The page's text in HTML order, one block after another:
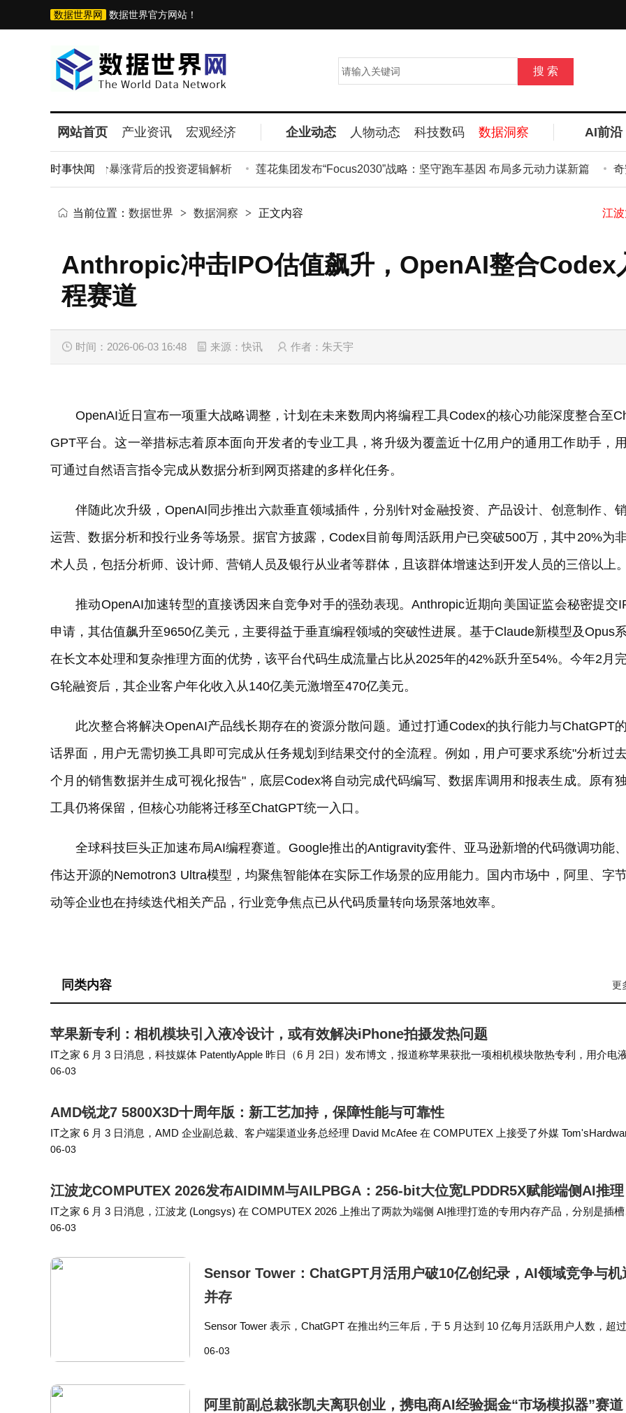
数据世界网 数据世界官方网站！
网站首页 产业资讯 宏观经济 企业动态 人物动态 科技数码 数据洞察 AI前沿
时事快闻
洲首富 软银股价暴涨背后的投资逻辑解析 莲花集团发布“Focus2030”战略：坚守跑车基因 布局多元动力谋新篇 奇安
当前位置： 数据世界 > 数据洞察 > 正文内容
Anthropic冲击IPO估值飙升，OpenAI整合Codex
程赛道
时间：2026-06-03 16:48 来源：快讯 作者：朱天宇
OpenAI近日宣布一项重大战略调整，计划在未来数周内将编程工具Codex的核心功能深度整合至
GPT平台。这一举措标志着原本面向开发者的专业工具，将升级为覆盖近十亿用户的通用工作助手，
可通过自然语言指令完成从数据分析到网页搭建的多样化任务。
伴随此次升级，OpenAI同步推出六款垂直领域插件，分别针对金融投资、产品设计、创意制作、
运营、数据分析和投行业务等场景。据官方披露，Codex目前每周活跃用户已突破500万，其中20%为
术人员，包括分析师、设计师、营销人员及银行从业者等群体，且该群体增速达到开发人员的三倍以上。
推动OpenAI加速转型的直接诱因来自竞争对手的强劲表现。Anthropic近期向美国证监会秘密提交
申请，其估值飙升至9650亿美元，主要得益于垂直编程领域的突破性进展。基于Claude新模型及Opus
在长文本处理和复杂推理方面的优势，该平台代码生成流量占比从2025年的42%跃升至54%。今年2月
G轮融资后，其企业客户年化收入从140亿美元激增至470亿美元。
此次整合将解决OpenAI产品线长期存在的资源分散问题。通过打通Codex的执行能力与ChatGPT
话界面，用户无需切换工具即可完成从任务规划到结果交付的全流程。例如，用户可要求系统"分析过
个月的销售数据并生成可视化报告"，底层Codex将自动完成代码编写、数据库调用和报表生成。原有
工具仍将保留，但核心功能将迁移至ChatGPT统一入口。
全球科技巨头正加速布局AI编程赛道。Google推出的Antigravity套件、亚马逊新增的代码微调功能
伟达开源的Nemotron3 Ultra模型，均聚焦智能体在实际工作场景的应用能力。国内市场中，阿里、字
动等企业也在持续迭代相关产品，行业竞争焦点已从代码质量转向场景落地效率。
更
同类内容
苹果新专利：相机模块引入液冷设计，或有效解决iPhone拍摄发热问题
IT之家 6 月 3 日消息，科技媒体 PatentlyApple 昨日（6 月 2日）发布博文，报道称苹果获批一项相机模块散热专利，用介电
吸收图像传感器、执行器和相关电子元件产生的废热。 该专利聚焦小…
06-03
AMD锐龙7 5800X3D十周年版：新工艺加持，保障性能与可靠性
IT之家 6 月 3 日消息，AMD 企业副总裁、客户端渠道业务总经理 David McAfee 在 COMPUTEX 上接受了外媒
的采访，他表示新推出的锐龙 7 5800X3…
06-03
江波龙COMPUTEX 2026发布AIDIMM与AILPBGA：256-bit大位宽LPDDR5X赋能端侧AI推理
IT之家 6 月 3 日消息，江波龙 (Longsys) 在 COMPUTEX 2026 上推出了两款为端侧 AI推理打造的专用内存产品，分别是插槽
定的 AIDIMM 和焊接固定的 AILPBGA。两者均…
06-03
Sensor Tower：ChatGPT月活用户破10亿创纪录，AI领域竞争与机
并存
Sensor Tower 表示，ChatGPT 在推出约三年后，于 5 月达到 10 亿每月活跃用户人数，超
06-03
阿里前副总裁张凯夫离职创业，携电商AI经验掘金“市场模拟器”赛道